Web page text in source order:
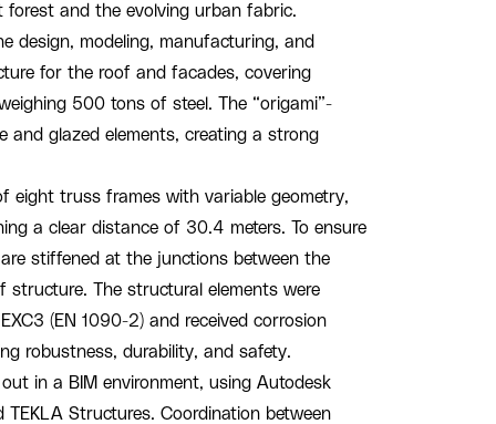
forest and the evolving urban fabric.
design, modeling, manufacturing, and
for the roof and facades, covering
500 tons of steel. The “origami”-
and glazed elements, creating a strong
eight truss frames with variable geometry,
a clear distance of 30.4 meters. To ensure
stiffened at the junctions between the
structure. The structural elements were
(EN 1090-2) and received corrosion
robustness, durability, and safety.
in a BIM environment, using Autodesk
Structures. Coordination between